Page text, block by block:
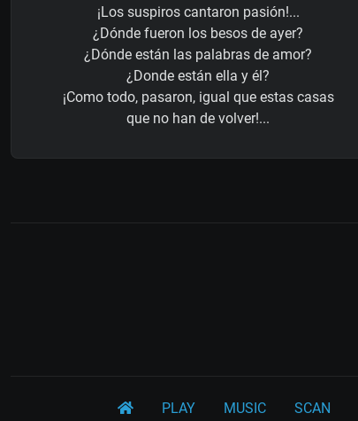
¡Los suspiros cantaron pasión!...
¿Dónde fueron los besos de ayer?
¿Dónde están las palabras de amor?
¿Donde están ella y él?
¡Como todo, pasaron, igual que estas casas
que no han de volver!...
PLAY MUSIC SCAN